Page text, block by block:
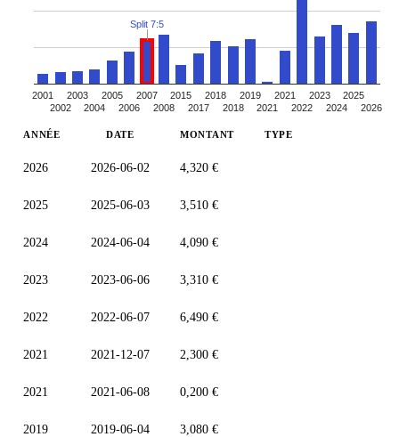
2001
2002
2003
2004
2005
2006
2007
2008
2015
2017
2018
2018
2019
2021
2021
2022
2023
2024
2025
2026
Split 7:5
ANNÉE DATE MONTANT TYPE
2026 2026-06-02 4,320 €
2025 2025-06-03 3,510 €
2024 2024-06-04 4,090 €
2023 2023-06-06 3,310 €
2022 2022-06-07 6,490 €
2021 2021-12-07 2,300 €
2021 2021-06-08 0,200 €
2019 2019-06-04 3,080 €